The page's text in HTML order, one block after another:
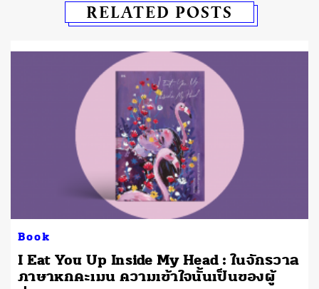
RELATED POSTS
Book
I Eat You Up Inside My Head : ในจักรวาล
ภาษาหกคะเมน ความเข้าใจนั้นเป็นของผู้